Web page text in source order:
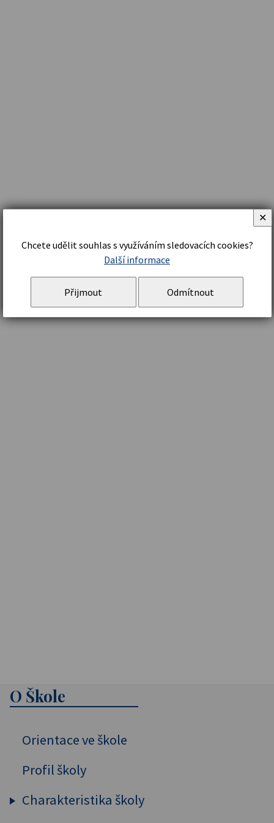
O Škole
Orientace ve škole
Profil školy
Charakteristika školy
Chcete udělit souhlas s využíváním sledovacích cookies?
Další informace
Přijmout Odmítnout
✕